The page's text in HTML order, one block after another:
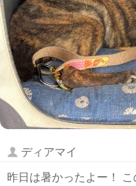
ディアマイ
昨日は暑かったよー！